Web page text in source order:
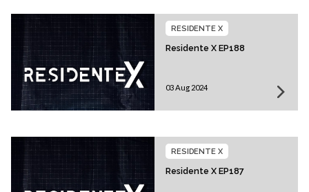
Residente X EP188
RESIDENTE X
03 Aug 2024
Residente X EP187
RESIDENTE X